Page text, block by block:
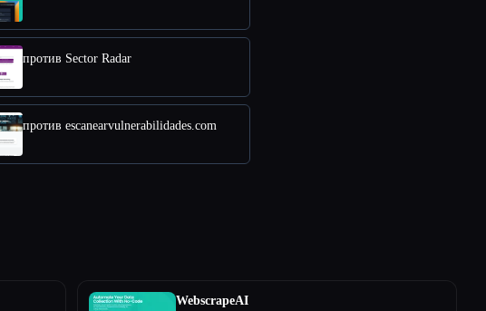
против Sector Radar
против escanearvulnerabilidades.com
WebscrapeAI